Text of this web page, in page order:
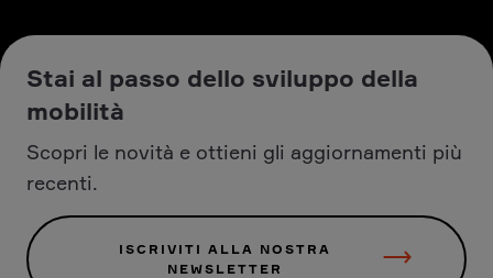
Stai al passo dello sviluppo della
mobilità
Scopri le novità e ottieni gli aggiornamenti più
recenti.
ISCRIVITI ALLA NOSTRA
NEWSLETTER